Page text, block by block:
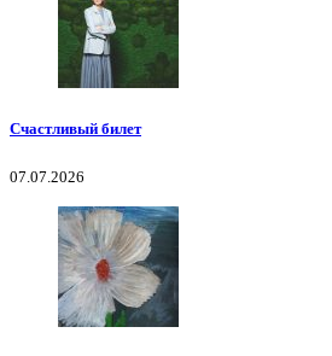
Счастливый билет
07.07.2026